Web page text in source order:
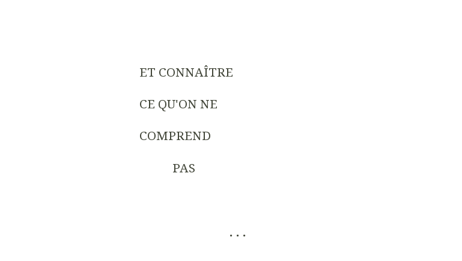
ET CONNAÎTRE
CE QU'ON NE
COMPREND
PAS
. . .